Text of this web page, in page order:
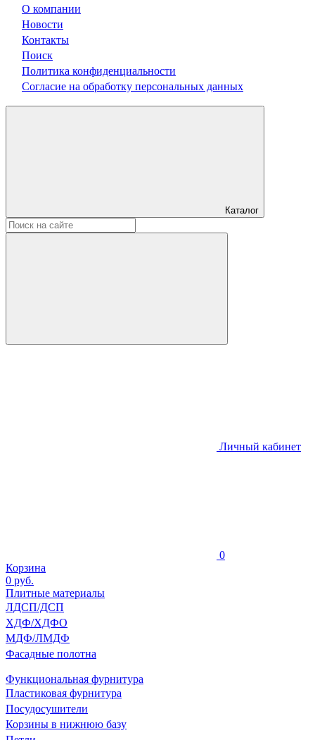
О компании
Новости
Контакты
Поиск
Политика конфиденциальности
Согласие на обработку персональных данных
Каталог
Личный кабинет
0
Корзина
0 руб.
Плитные материалы
ЛДСП/ДСП
ХДФ/ХДФО
МДФ/ЛМДФ
Фасадные полотна
Функциональная фурнитура
Пластиковая фурнитура
Посудосушители
Корзины в нижнюю базу